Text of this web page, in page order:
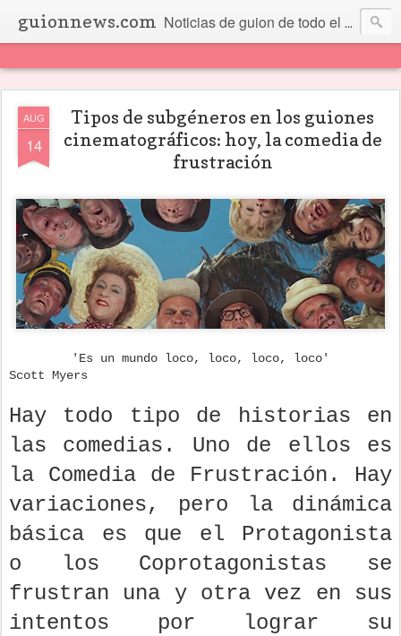
guionnews.com Noticias de guion de todo el mundo... Y más.
AUG
14
Tipos de subgéneros en los guiones
cinematográficos: hoy, la comedia de
frustración
'Es un mundo loco, loco, loco, loco'
Scott Myers
Hay todo tipo de historias en
las comedias. Uno de ellos es
la Comedia de Frustración. Hay
variaciones, pero la dinámica
básica es que el Protagonista
o los Coprotagonistas se
frustran una y otra vez en sus
intentos por lograr su